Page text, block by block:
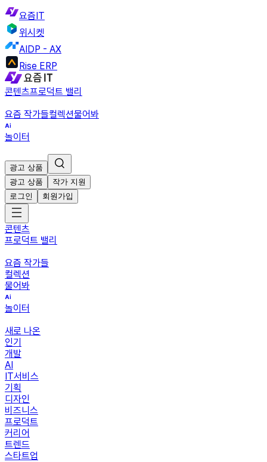
요즘IT
위시켓
AIDP - AX
Rise ERP
콘텐츠프로덕트 밸리
요즘 작가들컬렉션물어봐
놀이터
광고 상품
광고 상품
작가 지원
로그인
회원가입
콘텐츠
프로덕트 밸리
요즘 작가들
컬렉션
물어봐
놀이터
새로 나온
인기
개발
AI
IT서비스
기획
디자인
비즈니스
프로덕트
커리어
트렌드
스타트업